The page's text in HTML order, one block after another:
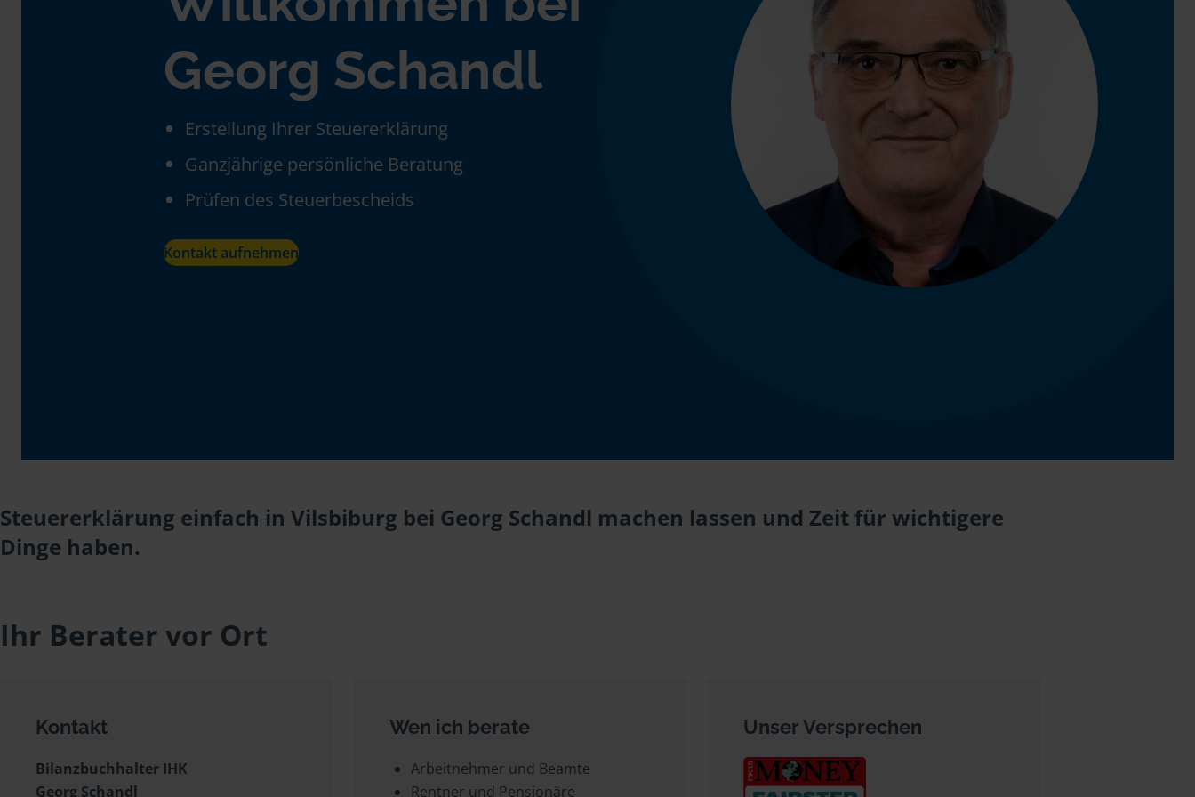
Georg Schandl
Erstellung Ihrer Steuererklärung
Ganzjährige persönliche Beratung
Prüfen des Steuerbescheids
Kontakt aufnehmen
Steuererklärung einfach in Vilsbiburg bei Georg Schandl machen lassen und Zeit für wichtigere
Dinge haben.
Ihr Berater vor Ort
Kontakt
Bilanzbuchhalter IHK
Georg Schandl
Wen ich berate
Arbeitnehmer und Beamte
Rentner und Pensionäre
Unser Versprechen